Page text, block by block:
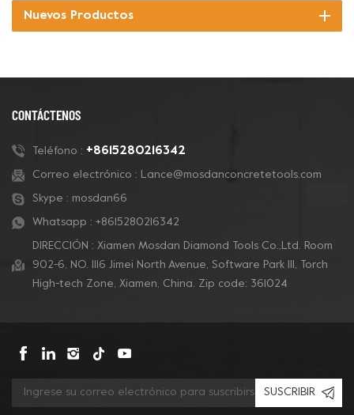
Nuevos Productos
CONTÁCTENOS
Teléfono : +8615280216342
Correo electrónico : Lance@mosdanconcretetools.com
Skype : mosdan66
Whatsapp : +8615280216342
DIRECCIÓN : Xiamen Mosdan Diamond Tools Co.,Ltd. Room
902-6, NO. 1116 Jimei North Avenue, Software Park Ill, Torch
High-tech Zone, Xiamen, China. Zip code: 361024
SUSCRIBIR